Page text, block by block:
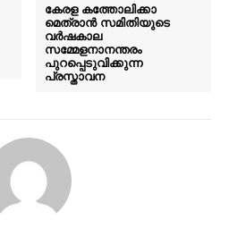
കേരള കത്തോലിക്കാ
മെത്രാന്‍ സമിതിയുടെ
വര്‍ഷകാല
സമ്മേളനാനന്തരം
പുറപ്പെടുവിക്കുന്ന
പ്രസ്താവന